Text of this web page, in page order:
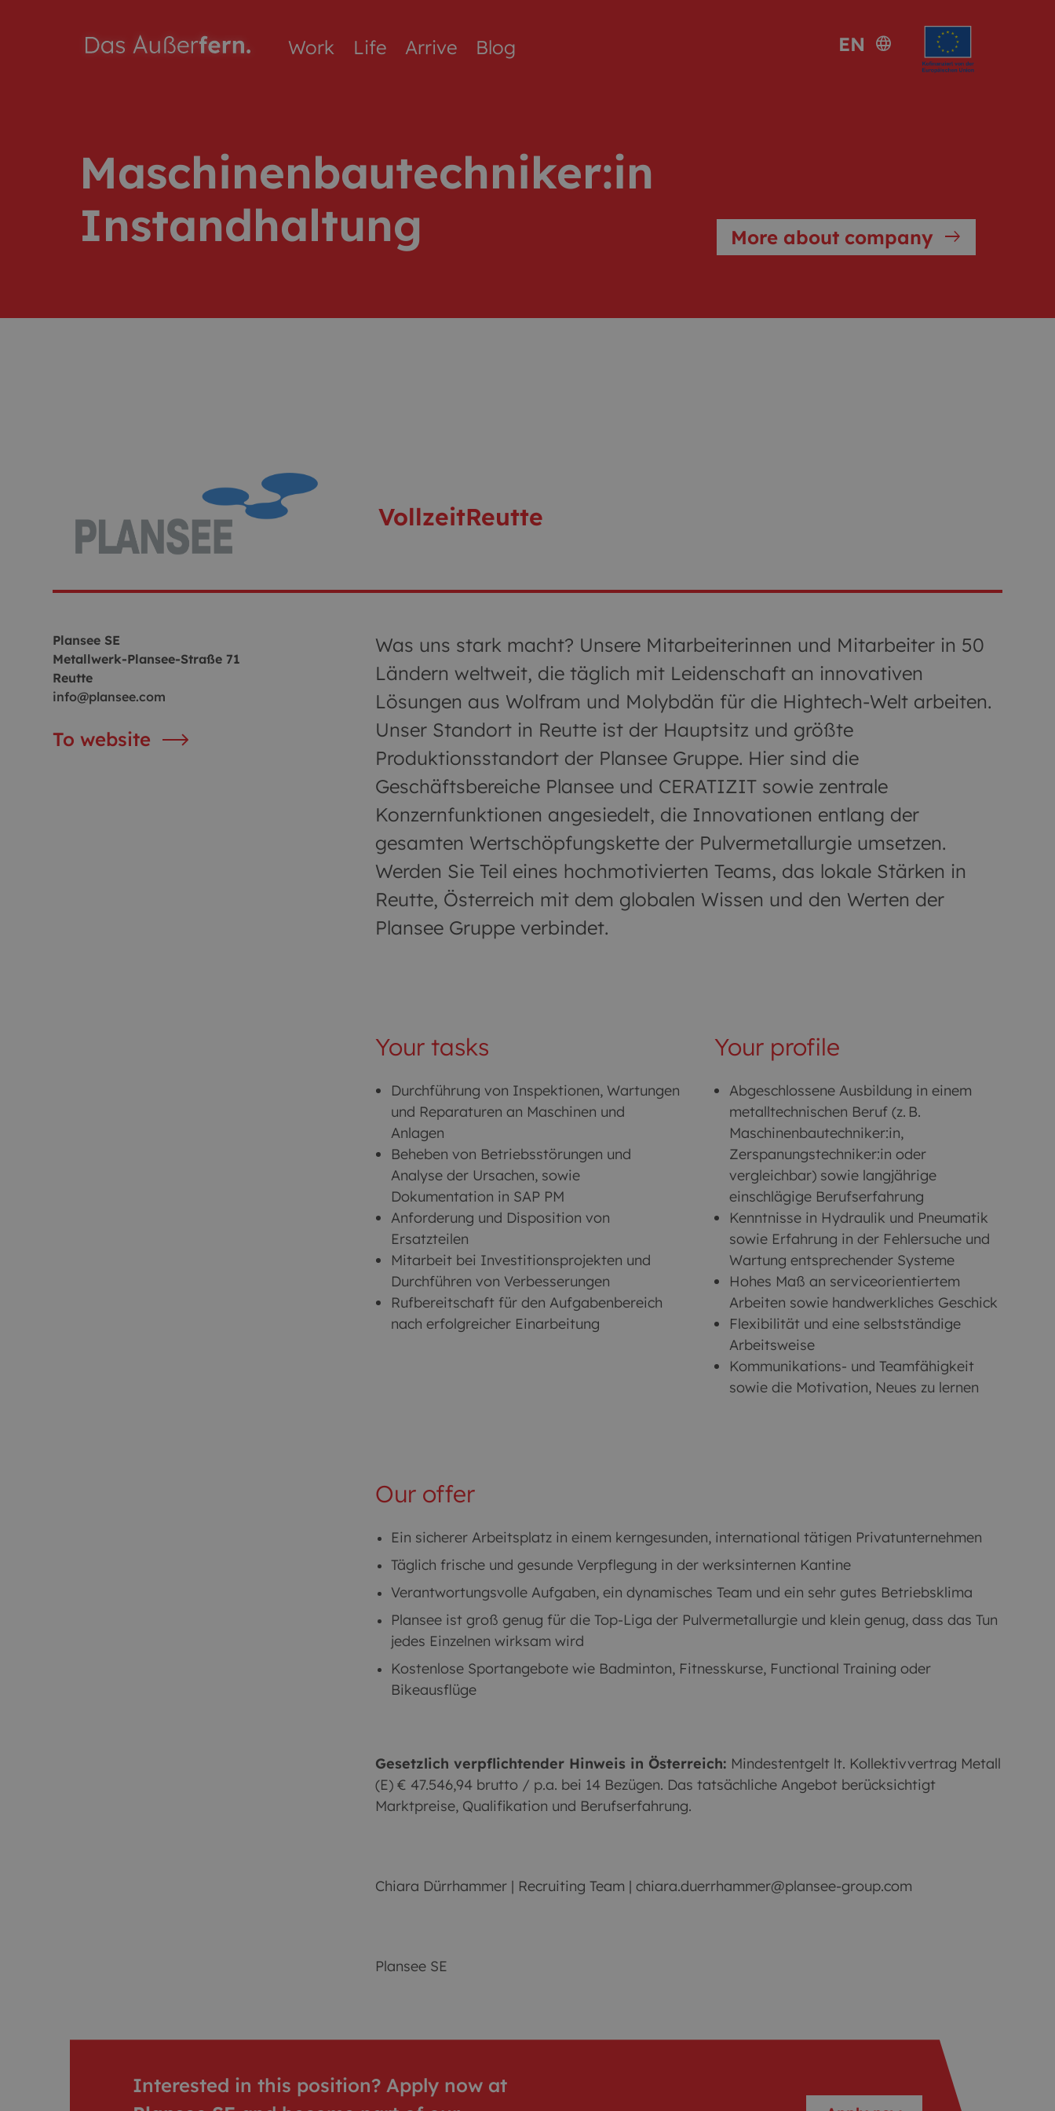
Work Life Arrive Blog EN language
Maschinenbautechniker:in
Instandhaltung
More about company east
VollzeitReutte
Plansee SE
Metallwerk-Plansee-Straße 71
Reutte
info@plansee.com
To website
Was uns stark macht? Unsere Mitarbeiterinnen und Mitarbeiter in 50
Ländern weltweit, die täglich mit Leidenschaft an innovativen
Lösungen aus Wolfram und Molybdän für die Hightech-Welt arbeiten.
Unser Standort in Reutte ist der Hauptsitz und größte
Produktionsstandort der Plansee Gruppe. Hier sind die
Geschäftsbereiche Plansee und CERATIZIT sowie zentrale
Konzernfunktionen angesiedelt, die Innovationen entlang der
gesamten Wertschöpfungskette der Pulvermetallurgie umsetzen.
Werden Sie Teil eines hochmotivierten Teams, das lokale Stärken in
Reutte, Österreich mit dem globalen Wissen und den Werten der
Plansee Gruppe verbindet.
Your tasks
Durchführung von Inspektionen, Wartungen
und Reparaturen an Maschinen und
Anlagen
Beheben von Betriebsstörungen und
Analyse der Ursachen, sowie
Dokumentation in SAP PM
Anforderung und Disposition von
Ersatzteilen
Mitarbeit bei Investitionsprojekten und
Durchführen von Verbesserungen
Rufbereitschaft für den Aufgabenbereich
nach erfolgreicher Einarbeitung
Your profile
Abgeschlossene Ausbildung in einem
metalltechnischen Beruf (z. B.
Maschinenbautechniker:in,
Zerspanungstechniker:in oder
vergleichbar) sowie langjährige
einschlägige Berufserfahrung
Kenntnisse in Hydraulik und Pneumatik
sowie Erfahrung in der Fehlersuche und
Wartung entsprechender Systeme
Hohes Maß an serviceorientiertem
Arbeiten sowie handwerkliches Geschick
Flexibilität und eine selbstständige
Arbeitsweise
Kommunikations- und Teamfähigkeit
sowie die Motivation, Neues zu lernen
Our offer
Ein sicherer Arbeitsplatz in einem kerngesunden, international tätigen Privatunternehmen
Täglich frische und gesunde Verpflegung in der werksinternen Kantine
Verantwortungsvolle Aufgaben, ein dynamisches Team und ein sehr gutes Betriebsklima
Plansee ist groß genug für die Top-Liga der Pulvermetallurgie und klein genug, dass das Tun
jedes Einzelnen wirksam wird
Kostenlose Sportangebote wie Badminton, Fitnesskurse, Functional Training oder
Bikeausflüge
Gesetzlich verpflichtender Hinweis in Österreich: Mindestentgelt lt. Kollektivvertrag Metall
(E) € 47.546,94 brutto / p.a. bei 14 Bezügen. Das tatsächliche Angebot berücksichtigt
Marktpreise, Qualifikation und Berufserfahrung.
Chiara Dürrhammer | Recruiting Team | chiara.duerrhammer@plansee-group.com
Plansee SE
Interested in this position? Apply now at